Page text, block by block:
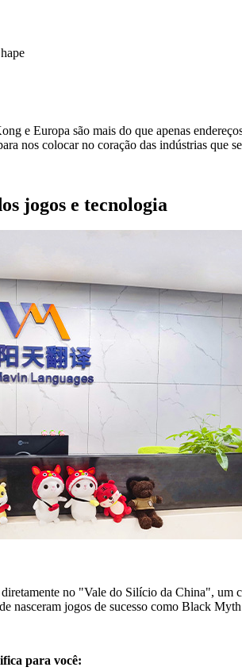
e Europa são mais do que apenas
nos colocar no coração das indústrias
jogos e tecnologia
no "Vale do Silício da China",
nasceram jogos de sucesso como Black
para você: